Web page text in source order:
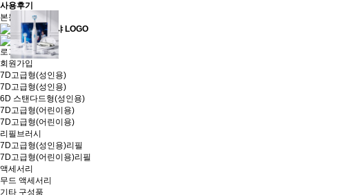
사용후기
본문 바로가기
로그인
회원가입
7D고급형(성인용)
7D고급형(성인용)
6D 스탠다드형(성인용)
7D고급형(어린이용)
7D고급형(어린이용)
리필브러시
7D고급형(성인용)리필
7D고급형(어린이용)리필
액세서리
무드 액세서리
기타 구성품